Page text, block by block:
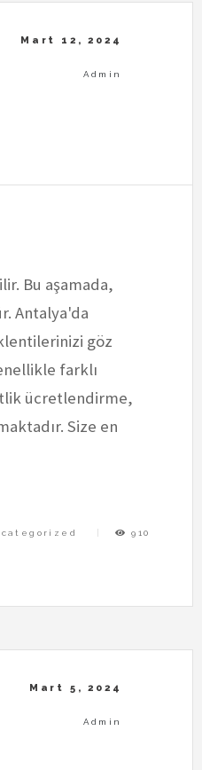
Bu aşamada,
Antalya'da
göz
farklı
ücretlendirme,
Size en
910